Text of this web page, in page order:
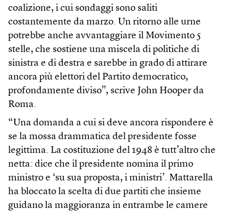
coalizione, i cui sondaggi sono saliti
costantemente da marzo. Un ritorno alle urne
potrebbe anche avvantaggiare il Movimento 5
stelle, che sostiene una miscela di politiche di
sinistra e di destra e sarebbe in grado di attirare
ancora più elettori del Partito democratico,
profondamente diviso”, scrive John Hooper da
Roma.
“Una domanda a cui si deve ancora rispondere è
se la mossa drammatica del presidente fosse
legittima. La costituzione del 1948 è tutt’altro che
netta: dice che il presidente nomina il primo
ministro e ‘su sua proposta, i ministri’. Mattarella
ha bloccato la scelta di due partiti che insieme
guidano la maggioranza in entrambe le camere